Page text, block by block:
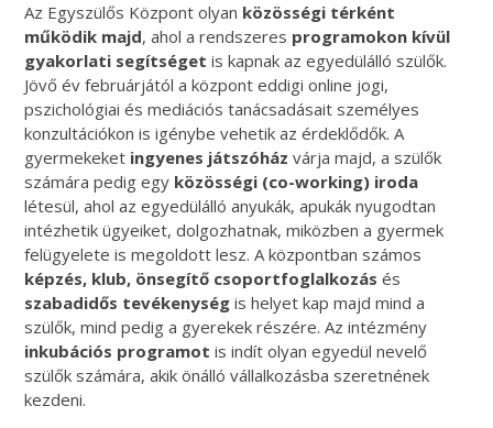
Az Egyszülős Központ olyan közösségi térként
működik majd, ahol a rendszeres programokon kívül
gyakorlati segítséget is kapnak az egyedülálló szülők.
Jövő év februárjától a központ eddigi online jogi,
pszichológiai és mediációs tanácsadásait személyes
konzultációkon is igénybe vehetik az érdeklődők. A
gyermekeket ingyenes játszóház várja majd, a szülők
számára pedig egy közösségi (co-working) iroda
létesül, ahol az egyedülálló anyukák, apukák nyugodtan
intézhetik ügyeiket, dolgozhatnak, miközben a gyermek
felügyelete is megoldott lesz. A központban számos
képzés, klub, önsegítő csoportfoglalkozás és
szabadidős tevékenység is helyet kap majd mind a
szülők, mind pedig a gyerekek részére. Az intézmény
inkubációs programot is indít olyan egyedül nevelő
szülők számára, akik önálló vállalkozásba szeretnének
kezdeni.